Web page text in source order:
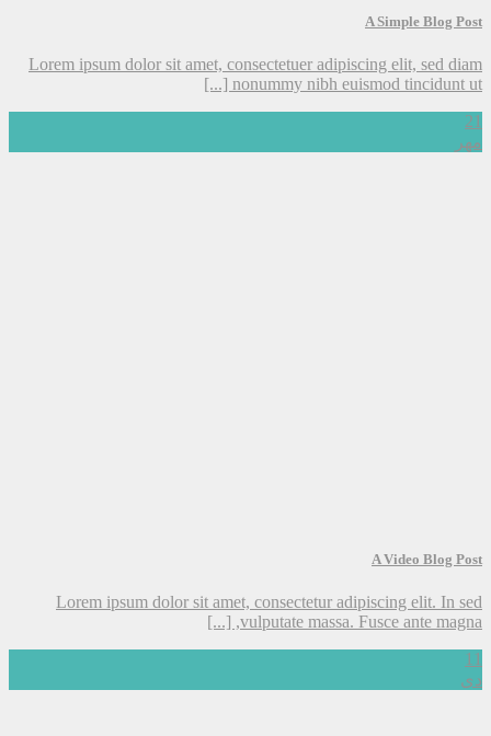
A Simple Blog Post
Lorem ipsum dolor sit amet, consectetuer adipiscing elit, sed diam
nonummy nibh euismod tincidunt ut [...]
21
مهر
A Video Blog Post
Lorem ipsum dolor sit amet, consectetur adipiscing elit. In sed
vulputate massa. Fusce ante magna, [...]
11
دی